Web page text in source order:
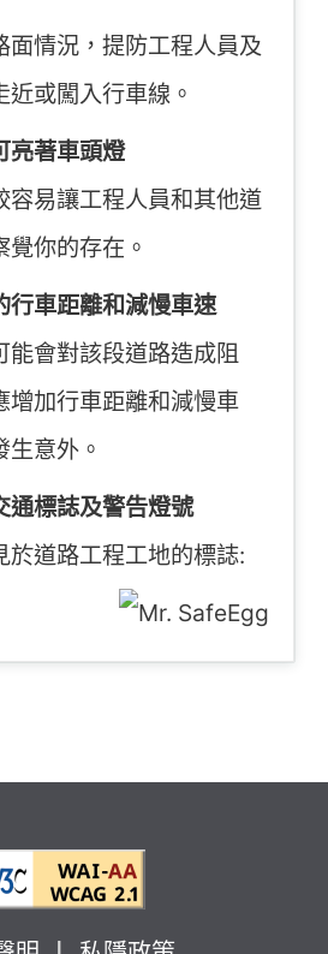
面情況，提防工程人員及
近或闖入行車線。
亮著車頭燈
容易讓工程人員和其他道
覺你的存在。
行車距離和減慢車速
能會對該段道路造成阻
增加行車距離和減慢車
生意外。
通標誌及警告燈號
於道路工程工地的標誌: